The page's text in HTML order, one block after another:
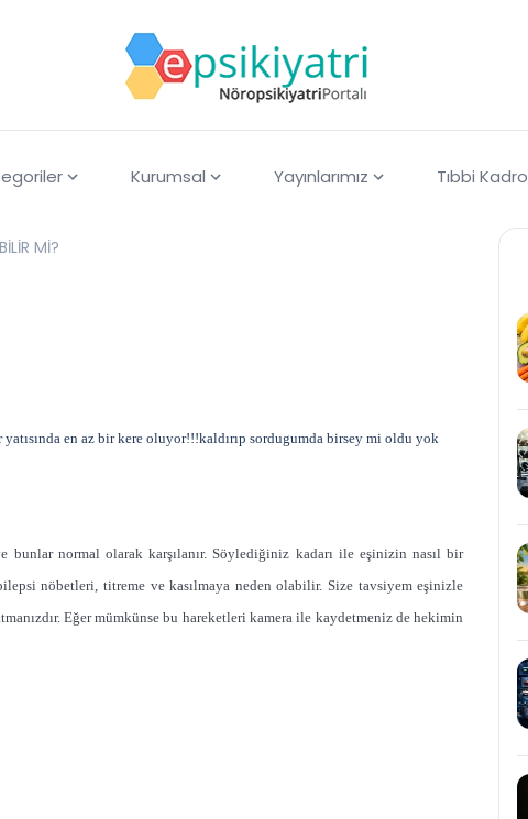
Kurumsal Yayınlarımız Tıbbi Kadro
Mİ?
en az bir kere oluyor!!!kaldırıp sordugumda birsey mi oldu yok
normal olarak karşılanır. Söylediğiniz kadarı ile eşinizin nasıl bir
nöbetleri, titreme ve kasılmaya neden olabilir. Size tavsiyem eşinizle
Eğer mümkünse bu hareketleri kamera ile kaydetmeniz de hekimin